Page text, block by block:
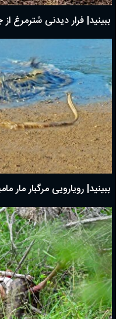
ببینید| فرار دیدنی شترمرغ
ببینید| رویارویی مرگبار مار